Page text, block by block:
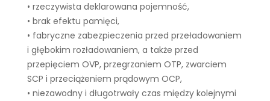
• rzeczywista deklarowana pojemność,
• brak efektu pamięci,
• fabryczne zabezpieczenia przed przeładowaniem
i głębokim rozładowaniem, a także przed
przepięciem OVP, przegrzaniem OTP, zwarciem
SCP i przeciążeniem prądowym OCP,
• niezawodny i długotrwały czas między kolejnymi